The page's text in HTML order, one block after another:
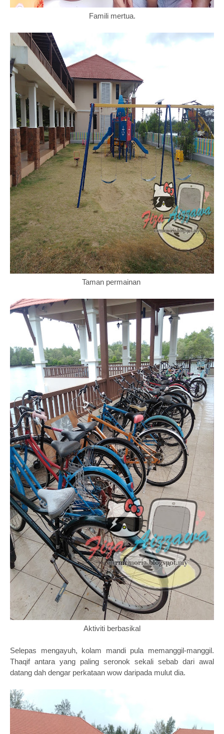
Famili mertua.
Taman permainan
Aktiviti berbasikal
Selepas mengayuh, kolam mandi pula memanggil-manggil.
Thaqif antara yang paling seronok sekali sebab dari awal
datang dah dengar perkataan wow daripada mulut dia.